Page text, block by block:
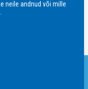
neile andnud või mille